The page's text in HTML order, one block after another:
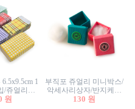
1
/쥬얼리봉
투/악세사
원
부직포 쥬얼리 미니박스/
악세사리상자/반지케이
스/반지상자/귀걸이상자/
130 원